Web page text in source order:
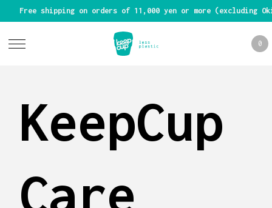
Free shipping on orders of 11,000 yen or more (excluding
0
KeepCup
Care